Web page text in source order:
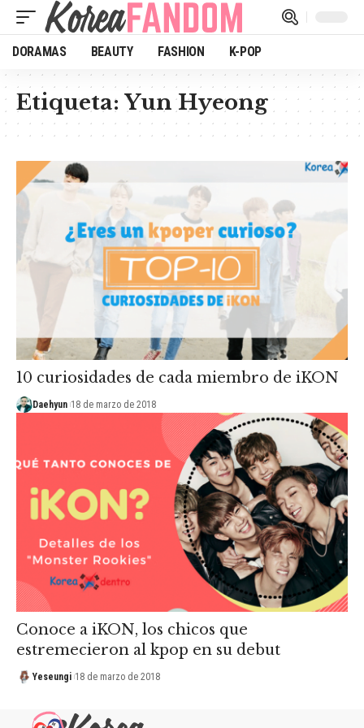
DORAMAS BEAUTY FASHION K-POP
Etiqueta: Yun Hyeong
10 curiosidades de cada miembro de iKON
Daehyun 18 de marzo de 2018
Conoce a iKON, los chicos que
estremecieron al kpop en su debut
Yeseungi 18 de marzo de 2018